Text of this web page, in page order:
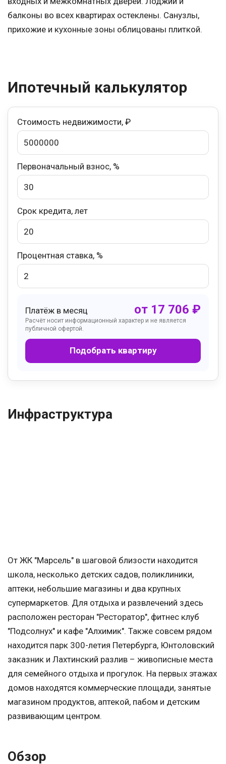
балконы во всех квартирах остеклены. Санузлы,
прихожие и кухонные зоны облицованы плиткой.
Ипотечный калькулятор
Стоимость недвижимости, ₽
Первоначальный взнос, %
Срок кредита, лет
Процентная ставка, %
Платёж в месяц от 17 706 ₽
Расчёт носит информационный характер и не является
публичной офертой.
Подобрать квартиру
Инфраструктура
От ЖК "Марсель" в шаговой близости находится
школа, несколько детских садов, поликлиники,
аптеки, небольшие магазины и два крупных
супермаркетов. Для отдыха и развлечений здесь
расположен ресторан "Ресторатор", фитнес клуб
"Подсолнух" и кафе "Алхимик". Также совсем рядом
находится парк 300-летия Петербурга, Юнтоловский
заказник и Лахтинский разлив – живописные места
для семейного отдыха и прогулок. На первых этажах
домов находятся коммерческие площади, занятые
магазином продуктов, аптекой, пабом и детским
развивающим центром.
Обзор